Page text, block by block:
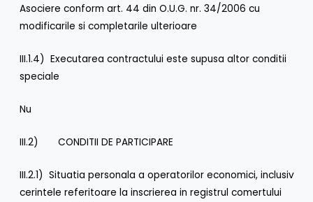
Asociere conform art. 44 din O.U.G. nr. 34/2006 cu
modificarile si completarile ulterioare
III.1.4) Executarea contractului este supusa altor conditii
speciale
Nu
III.2) CONDITII DE PARTICIPARE
III.2.1) Situatia personala a operatorilor economici, inclusiv
cerintele referitoare la inscrierea in registrul comertului